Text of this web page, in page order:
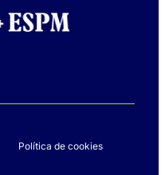
Política de cookies